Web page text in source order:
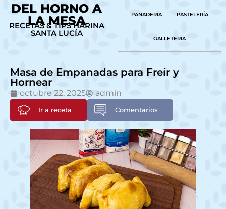
DEL HORNO A
LA MESA
RECETAS & TIPS HARINA
SANTA LUCÍA
PANADERÍA PASTELERÍA
GALLETERÍA
Masa de Empanadas para Freír y
Hornear
octubre 22, 2025 admin
Ir a receta Comentarios